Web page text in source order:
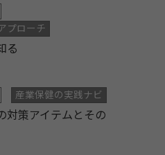
プローチ
る
産業保健の実践ナビ
対策アイテムとその